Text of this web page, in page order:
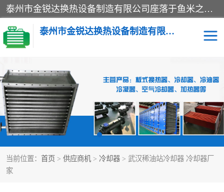
泰州市金锐达换热设备制造有限公司座落于鱼米之乡、祥泰之州一江苏泰州。是一家多年从事换热设备研究、设计、制造、销售、服务于一体的生产企业。
泰州市金锐达换热设备制造有限公司
当前位置： 首页 > 供应商机 > 冷却器 > 武汉稀油站冷却器 冷却器厂
家
冷却器 换热器
散热器 预热器
热交换器